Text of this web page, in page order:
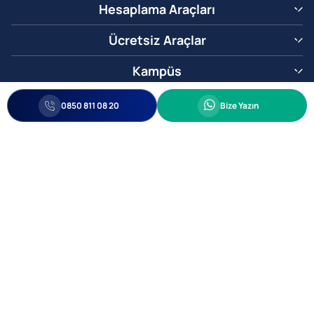
Hesaplama Araçları
Ücretsiz Araçlar
Kampüs
0850 811 08 20 Whatsapp
Bize Yazın
0850 811 08 20